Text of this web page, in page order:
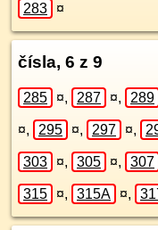
283 ¤
čísla, 6 z 9
285 ¤, 287 ¤, 289
¤, 295 ¤, 297 ¤,
303 ¤, 305 ¤, 307
315 ¤, 315A ¤,